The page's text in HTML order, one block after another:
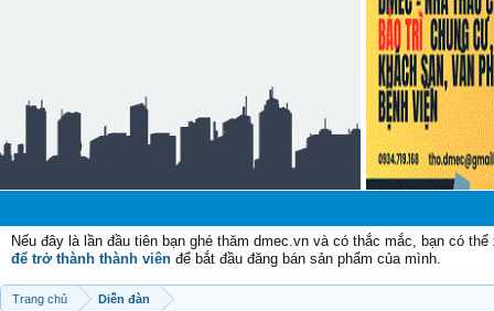
Nếu đây là lần đầu tiên bạn ghé thăm dmec.vn và có thắc mắc, bạn có
để trở thành thành viên để bắt đầu đăng bán sản phẩm của mình.
Trang chủ Diễn đàn